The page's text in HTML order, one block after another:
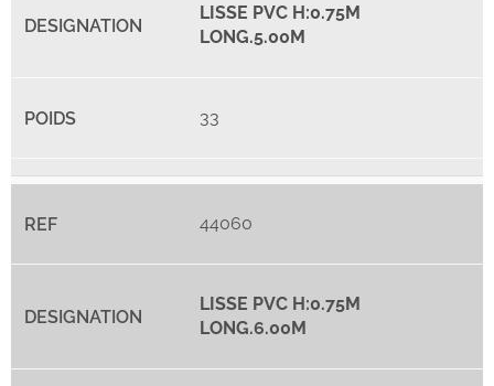
LISSE PVC H:0.75M
LONG.5.00M
33
44060
LISSE PVC H:0.75M
LONG.6.00M